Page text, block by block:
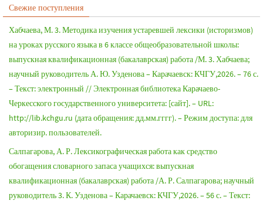
Свежие поступления
Хабчаева, М. 3. Методика изучения устаревшей лексики (историзмов)
на уроках русского языка в 6 классе общеобразовательной школы:
выпускная квалификационная (бакалаврская) работа /М. 3. Хабчаева;
научный руководитель А. Ю. Узденова – Карачаевск: КЧГУ,2026. – 76 с.
– Текст: электронный // Электронная библиотека Карачаево-
Черкесского государственного университета: [сайт]. – URL:
http://lib.kchgu.ru (дата обращения: дд.мм.гггг). – Режим доступа: для
авторизир. пользователей.
Салпагарова, А. Р. Лексикографическая работа как средство
обогащения словарного запаса учащихся: выпускная
квалификационная (бакалаврская) работа /А. Р. Салпагарова; научный
руководитель 3. К. Узденова – Карачаевск: КЧГУ,2026. – 56 с. – Текст: